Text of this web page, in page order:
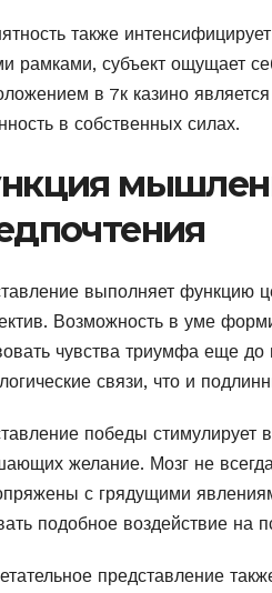
также
рамками, субъект ощущает
в 7к казино
в собственных силах.
выполняет функцию
Возможность в уме
чувства триумфа еще
связи, что и
победы стимулирует
желание. Мозг не
с грядущими
подобное воздействие на
представление